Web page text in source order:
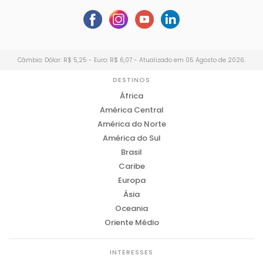
Câmbio: Dólar: R$ 5,25 - Euro: R$ 6,07 - Atualizado em 05 Agosto de 2026.
DESTINOS
África
América Central
América do Norte
América do Sul
Brasil
Caribe
Europa
Ásia
Oceania
Oriente Médio
INTERESSES